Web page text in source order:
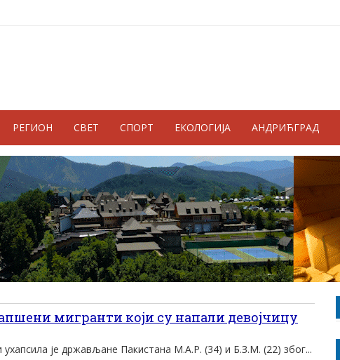
РЕГИОН СВЕТ СПОРТ ЕКОЛОГИЈА АНДРИЋГРАД
мигранти коjи су напали девоjчицу
jе држављане Пакистана M.A.Р. (34) и Б.З.M. (22) због...